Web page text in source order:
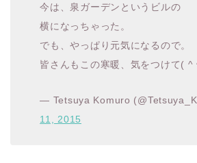
今は、泉ガーデンというビルの
横になっちゃった。
でも、やっぱり元気になるので。
皆さんもこの寒暖、気をつけて(
— Tetsuya Komuro
11, 2015